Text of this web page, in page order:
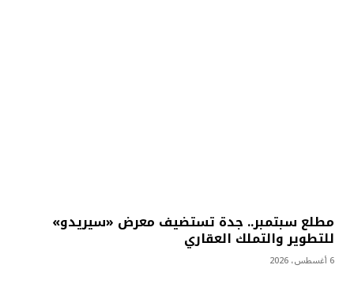
مطلع سبتمبر.. جدة تستضيف معرض «سيريدو»
للتطوير والتملك العقاري
6 أغسطس، 2026